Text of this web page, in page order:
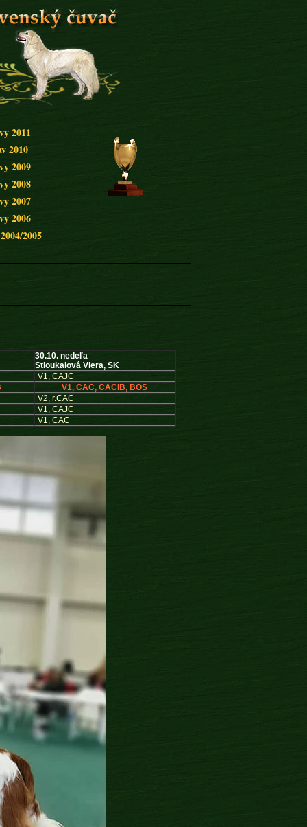
2011
2010
2009
2008
2007
2006
2005
30.10. nedeľa
Stloukalová Viera, SK
V1, CAJC
V1, CAC, CACIB, BOS
V2, r.CAC
V1, CAJC
V1, CAC